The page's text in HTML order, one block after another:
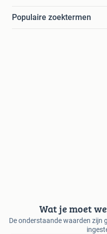
Populaire zoektermen
Wat je moet
De onderstaande waarden zijn